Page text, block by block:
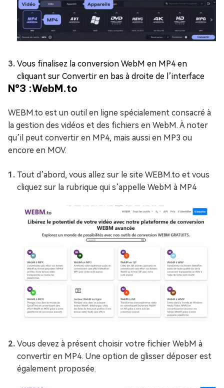
Vous finalisez la conversion WebM en MP4 en
cliquant sur Convertir en bas à droite de l’interface
N°3 :WebM.to
WEBM.to est un outil en ligne spécialement consacré à
la gestion des vidéos et des fichiers en WebM. À noter
qu’il peut convertir en MP4, mais aussi en MP3 ou
encore en MOV.
Tout d’abord, vous allez sur le site WEBM.to et vous
cliquez sur la rubrique qui s’appelle WebM à MP4
Vous devez à présent choisir votre fichier WebM à
convertir en MP4. Une option de glisser déposer est
également proposée.